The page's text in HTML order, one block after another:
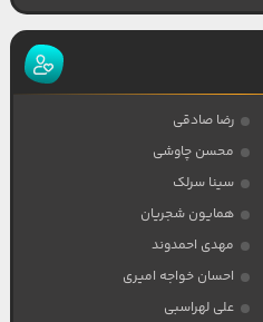
رضا صادقی
محسن چاوشی
سینا سرلک
همایون شجریان
مهدی احمدوند
احسان خواجه امیری
علی لهراسبی